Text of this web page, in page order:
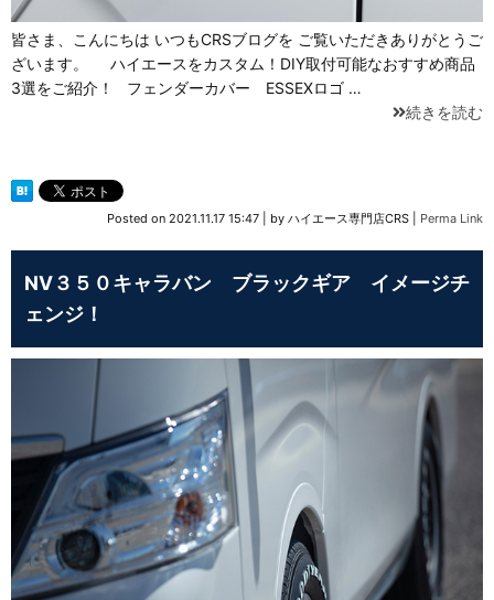
皆さま、こんにちは いつもCRSブログを ご覧いただきありがとうご
ざいます。 ハイエースをカスタム！DIY取付可能なおすすめ商品
3選をご紹介！ フェンダーカバー ESSEXロゴ …
続きを読む
Posted on 2021.11.17 15:47 by ハイエース専門店CRS Perma Link
NV３５０キャラバン ブラックギア イメージチ
ェンジ！